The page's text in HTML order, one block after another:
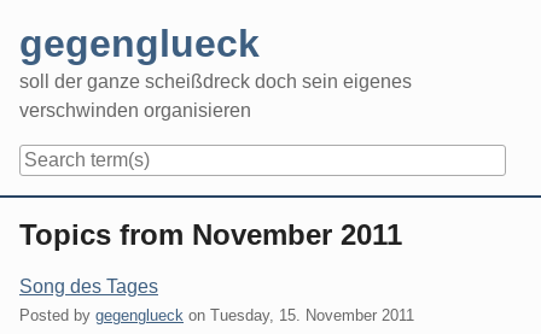
content
gegenglueck
soll der ganze scheißdreck doch sein eigenes
verschwinden organisieren
Topics from November 2011
Song des Tages
Posted by gegenglueck on Tuesday, 15. November 2011